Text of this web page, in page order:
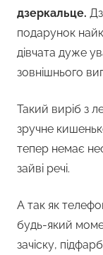
дзеркальце.
подарунок
дівчата дуже
зовнішнього
Такий виріб з
зручне
тепер немає
зайві речі.
А так як
будь-який
зачіску,